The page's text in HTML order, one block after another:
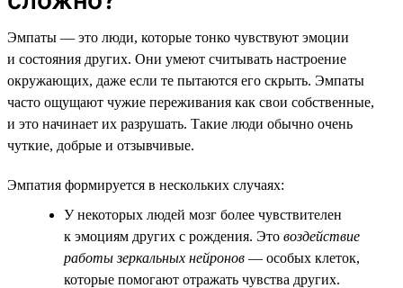
Эмпаты — это люди, которые тонко чувствуют эмоции
и состояния других. Они умеют считывать настроение
окружающих, даже если те пытаются его скрыть. Эмпаты
часто ощущают чужие переживания как свои собственные,
и это начинает их разрушать. Такие люди обычно очень
чуткие, добрые и отзывчивые.
Эмпатия формируется в нескольких случаях:
У некоторых людей мозг более чувствителен
к эмоциям других с рождения. Это воздействие
работы зеркальных нейронов — особых клеток,
которые помогают отражать чувства других.